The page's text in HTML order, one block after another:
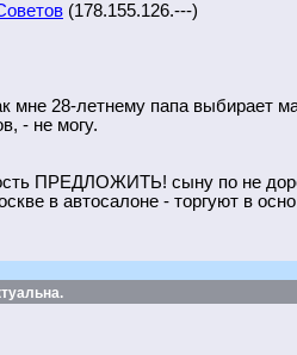
(178.155.126.---)
мне 28-летнему папа выбирает
- не могу.
ПРЕДЛОЖИТЬ! сыну по не
в автосалоне - торгуют в